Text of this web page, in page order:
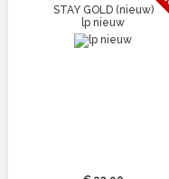
STAY GOLD (nieuw)
lp nieuw